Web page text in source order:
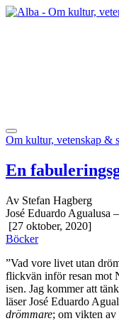
Om kultur, vetenskap &
En
Av Stefan Hagberg
José Eduardo Agualusa
[27 oktober, 2020]
Böcker
”Vad vore livet utan
flickvän inför resan mot
isen. Jag kommer att
läser José Eduardo
drömmare; om vikten av